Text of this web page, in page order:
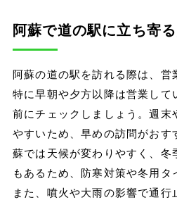
阿蘇で道の駅に立ち寄
阿蘇の道の駅を訪れる際は、営
特に早朝や夕方以降は営業して
前にチェックしましょう。週末
やすいため、早めの訪問がおす
蘇では天候が変わりやすく、冬
もあるため、防寒対策や冬用タ
また、噴火や大雨の影響で通行